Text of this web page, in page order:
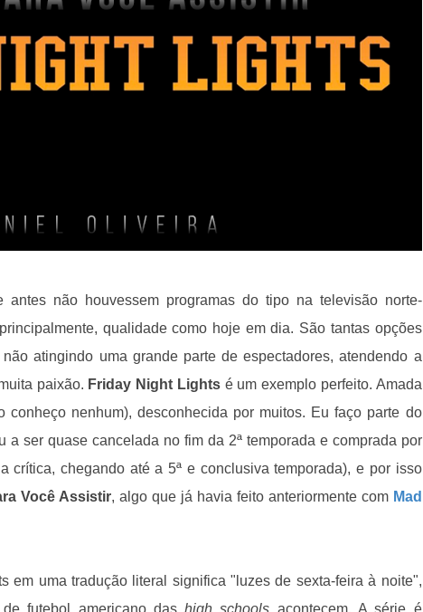
não houvessem programas do tipo na televisão norte-
qualidade como hoje em dia. São tantas opções
atingindo uma grande parte de espectadores, atendendo a
paixão. Friday Night Lightsé um exemplo perfeito. Amada
nenhum), desconhecida por muitos. Eu faço parte do
ser quase cancelada no fim da 2ª temporada e comprada por
crítica, chegando até a 5ª e conclusiva temporada), e por isso
Você Assistir, algo que já havia feito anteriormente com Mad
em uma tradução literal significa "luzes de sexta-feira à noite",
futebol americano dashigh schools acontecem. A série é